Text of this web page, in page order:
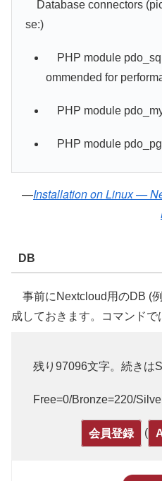
Database connectors
se:)
PHP module
ommended for
PHP module
PHP module
Installation on Linux —
DB
事前にNextcloud用のDB (
成しておきます。コマンドで
残り97096文字。続きは
Free=0/Bronze=220/
会員登録 (